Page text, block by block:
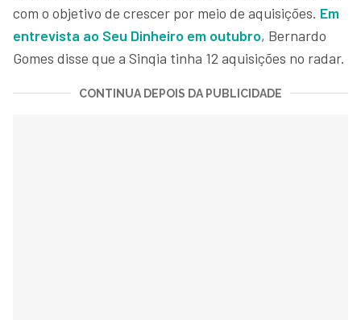
com o objetivo de crescer por meio de aquisições. Em
entrevista ao Seu Dinheiro em outubro, Bernardo
Gomes disse que a Sinqia tinha 12 aquisições no radar.
CONTINUA DEPOIS DA PUBLICIDADE